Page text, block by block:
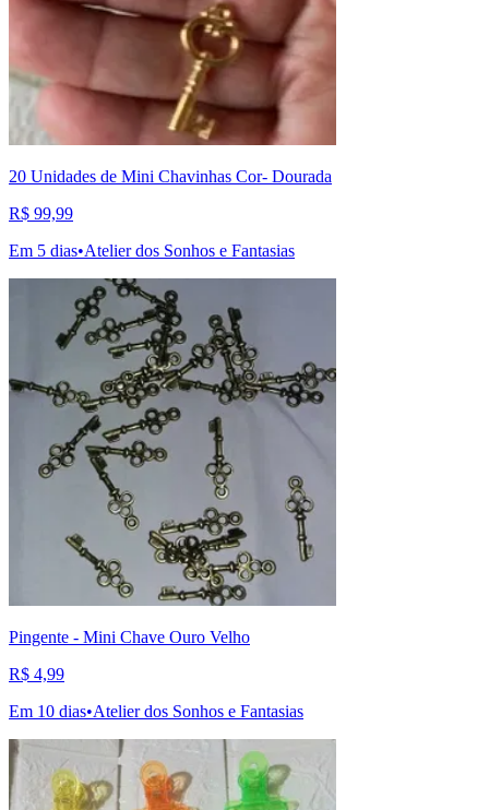
20 Unidades de Mini Chavinhas Cor- Dourada
R$ 99,99
Em 5 dias•Atelier dos Sonhos e Fantasias
Pingente - Mini Chave Ouro Velho
R$ 4,99
Em 10 dias•Atelier dos Sonhos e Fantasias